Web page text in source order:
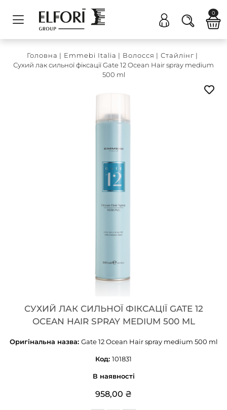
0
Головна | Emmebi Italia | Волосся | Стайлінг |
Сухий лак сильної фіксації Gate 12 Ocean Hair spray medium
500 ml
СУХИЙ ЛАК СИЛЬНОЇ ФІКСАЦІЇ GATE 12
OCEAN HAIR SPRAY MEDIUM 500 ML
Оригінальна назва: Gate 12 Ocean Hair spray medium 500 ml
Код: 101831
В наявності
958,00 ₴